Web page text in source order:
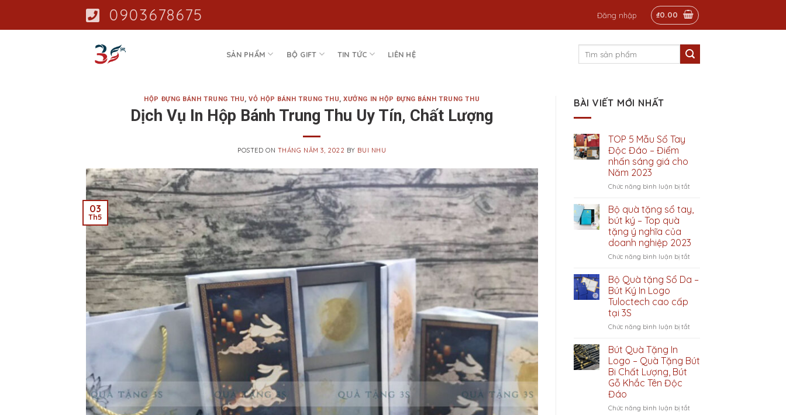
0903678675 Đăng nhập ₫0.00
SẢN PHẨM BỘ GIFT TIN TỨC LIÊN HỆ
HỘP ĐỰNG BÁNH TRUNG THU,VỎ HỘP BÁNH TRUNG THU,XƯỞNG IN HỘP ĐỰNG BÁNH TRUNG THU
Dịch Vụ In Hộp Bánh Trung Thu Uy Tín, Chất Lượng
POSTED ON THÁNG NĂM 3, 2022 BY BUI NHU
03
Th5
BÀI VIẾT MỚI NHẤT
TOP 5 Mẫu Sổ Tay
Độc Đáo – Điểm
nhấn sáng giá cho
Năm 2023
Chức năng bình luận bị tắtở
Mẫu
Độc
Đáo
nhấn
Năm
Bộ quà tặng sổ tay,
bút ký – Top quà
tặng ý nghĩa của
doanh nghiệp 2023
Chức năng bình luận bị tắtở
tặng
ký
tặng
Bộ Quà tặng Sổ Da –
Bút Ký In Logo
Tuloctech cao cấp
tại 3S
Chức năng bình luận bị tắtở
tặng
Sổ
Ký
Bút Quà Tặng In
Logo – Quà Tặng Bút
Bi Chất Lượng, Bút
Gỗ Khắc Tên Độc
Đáo
Chức năng bình luận bị tắtở